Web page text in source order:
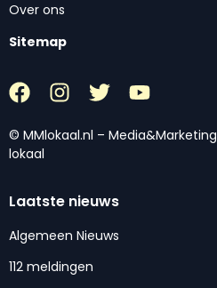
Over ons
Sitemap
© MMlokaal.nl – Media&Marketing
lokaal
Laatste nieuws
Algemeen Nieuws
112 meldingen